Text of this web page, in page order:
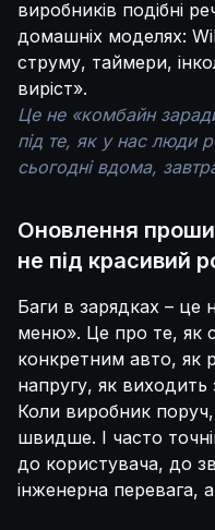
виробників подібні
домашніх моделях:
струму, таймери,
виріст».
Це не «комбайн
під те, як у нас люди
сьогодні вдома,
Оновлення
не під красивий
Баги в зарядках – це
меню». Це про те, як
конкретним авто, як
напругу, як виходить
Коли виробник
швидше. І часто
до користувача, до
інженерна перевага,